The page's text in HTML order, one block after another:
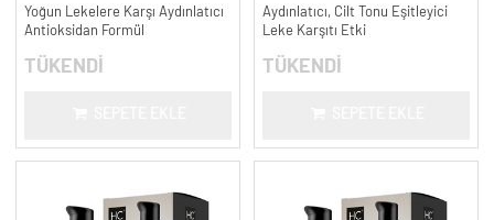
ml.
Yoğun Lekelere Karşı Aydınlatıcı
Antioksidan Formül
TÜKENDİ
ml.
Aydınlatıcı, Cilt Tonu Eşitleyici
Leke Karşıtı Etki
TÜKENDİ